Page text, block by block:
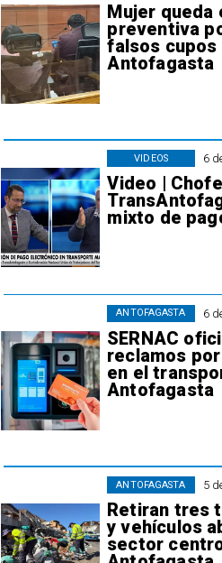
Mujer queda
preventiva
falsos cupos
Antofagasta
6
Video |
mixto de
VIDEOS
6
SERNAC
reclamos
en el
Antofagasta
ANTOFAGASTA
5
Retiran tres
y vehículos
sector
ANTOFAGASTA